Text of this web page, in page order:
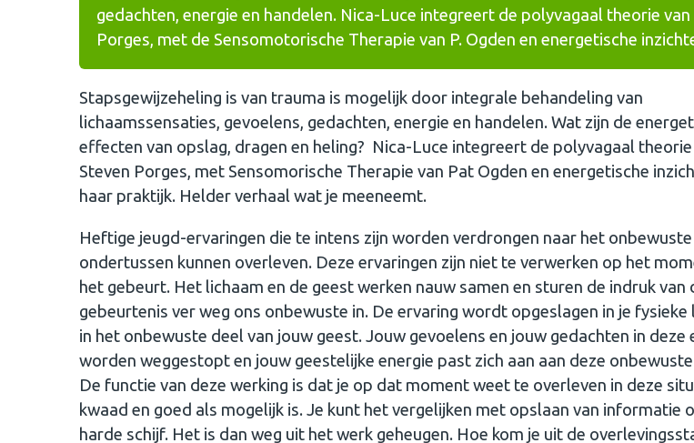
gedachten, energie en handelen. Nica-Luce integreert de polyvagaal theorie van
Porges, met de Sensomotorische Therapie van P. Ogden en energetische
Stapsgewijzeheling is van trauma is mogelijk door integrale behandeling van
lichaamssensaties, gevoelens, gedachten, energie en handelen. Wat zijn de
effecten van opslag, dragen en heling? Nica-Luce integreert de polyvagaal theorie
Steven Porges, met Sensomorische Therapie van Pat Ogden en energetische
haar praktijk. Helder verhaal wat je meeneemt.
Heftige jeugd-ervaringen die te intens zijn worden verdrongen naar het
ondertussen kunnen overleven. Deze ervaringen zijn niet te verwerken op het
het gebeurt. Het lichaam en de geest werken nauw samen en sturen de indruk van
gebeurtenis ver weg ons onbewuste in. De ervaring wordt opgeslagen in je fysieke
in het onbewuste deel van jouw geest. Jouw gevoelens en jouw gedachten in deze
worden weggestopt en jouw geestelijke energie past zich aan aan deze
De functie van deze werking is dat je op dat moment weet te overleven in deze
kwaad en goed als mogelijk is. Je kunt het vergelijken met opslaan van informatie
harde schijf. Het is dan weg uit het werk geheugen. Hoe kom je uit de